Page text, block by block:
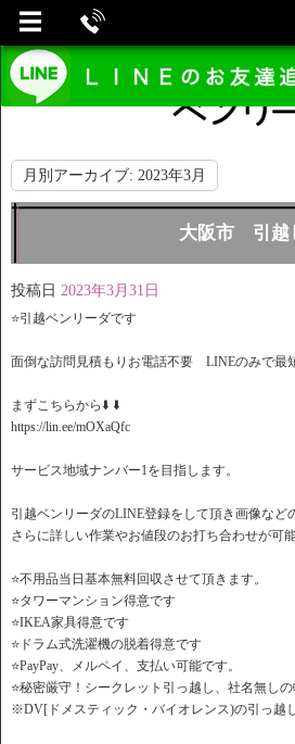
月別アーカイブ: 2023年3月
大阪市 引越
投稿日 2023年3月31日
⭐️引越ベンリーダです
面倒な訪問見積もりお電話不要 LINEのみで最
️まずこちらから⬇️ ⬇️
https://lin.ee/mOXaQfc
サービス地域ナンバー1を目指します。
引越ベンリーダのLINE登録をして頂き画像など
さらに詳しい作業やお値段のお打ち合わせが可
⭐️不用品当日基本無料回収させて頂きます。
⭐️タワーマンション得意です
⭐️IKEA家具得意です
⭐️ドラム式洗濯機の脱着得意です
⭐️PayPay、メルペイ、支払い可能です。
⭐️秘密厳守！シークレット引っ越し、社名無し
※DV[ドメスティック・バイオレンス)の引っ越